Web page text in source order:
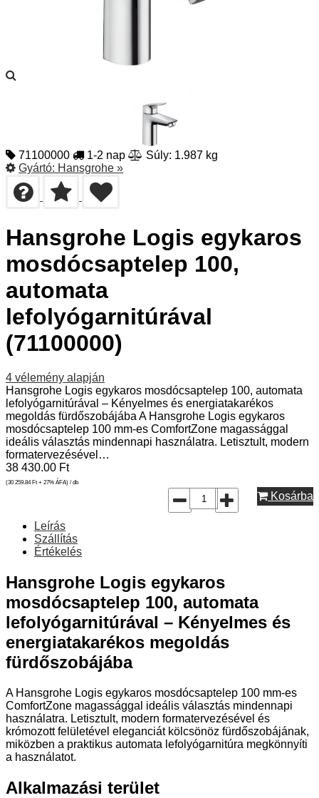
71100000 1-2 nap
Súly: 1.987 kg
Gyártó: Hansgrohe »
Hansgrohe Logis egykaros
mosdócsaptelep 100,
automata
lefolyógarnitúrával
(71100000)
4 vélemény alapján
Hansgrohe Logis egykaros mosdócsaptelep 100, automata
lefolyógarnitúrával – Kényelmes és energiatakarékos
megoldás fürdőszobájába A Hansgrohe Logis egykaros
mosdócsaptelep 100 mm-es ComfortZone magassággal
ideális választás mindennapi használatra. Letisztult, modern
formatervezésével…
38 430.00 Ft
(30 259.84 Ft + 27% ÁFA) / db
Kosárba
Leírás
Szállítás
Értékelés
Hansgrohe Logis egykaros
mosdócsaptelep 100, automata
lefolyógarnitúrával – Kényelmes és
energiatakarékos megoldás
fürdőszobájába
A Hansgrohe Logis egykaros mosdócsaptelep 100 mm-es
ComfortZone magassággal ideális választás mindennapi
használatra. Letisztult, modern formatervezésével és
krómozott felületével eleganciát kölcsönöz fürdőszobájának,
miközben a praktikus automata lefolyógarnitúra megkönnyíti
a használatot.
Alkalmazási terület